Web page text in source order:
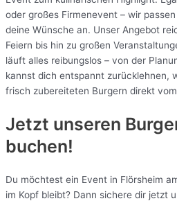
oder großes Firmenevent – wir
deine Wünsche an. Unser Angebot
Feiern bis hin zu großen
läuft alles reibungslos – von der
kannst dich entspannt zurücklehnen,
frisch zubereiteten Burgern direkt
Jetzt unseren
buchen!
Du möchtest ein Event in Flörsheim
im Kopf bleibt? Dann sichere dir jetzt